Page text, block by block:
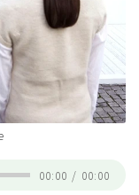
00:00 / 00:00